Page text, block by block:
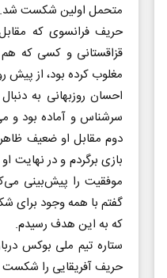
متحمل اولین شکست شد.
حریف فرانسوی که مقابل
قزاقستانی و کسی که هم
مغلوب کرده بود، از پیش
احسان روزبهانی به
سرشناس و آماده بود و
دوم مقابل او ضعیف
بازی برگردم و در
موفقیت را پیش‌بینی
گفتم با همه وجود
که به این هدف رسیدم.
ستاره تیم ملی بوکس
حریف آفریقایی را شکست